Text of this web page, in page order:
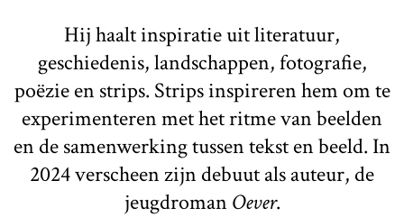
Hij haalt inspiratie uit literatuur,
geschiedenis, landschappen, fotografie,
poëzie en strips. Strips inspireren hem om te
experimenteren met het ritme van beelden
en de samenwerking tussen tekst en beeld. In
2024 verscheen zijn debuut als auteur, de
jeugdromanOever.